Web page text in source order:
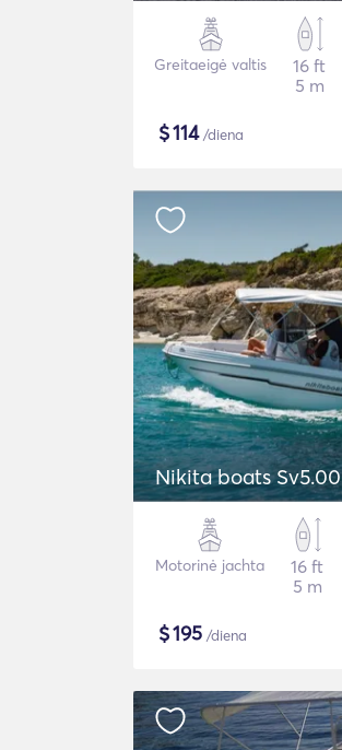
Greitaeigė valtis
16 ft
5 m
$114/diena
Nikita boats Sv5.00
Motorinė jachta
16 ft
5 m
$195 /diena